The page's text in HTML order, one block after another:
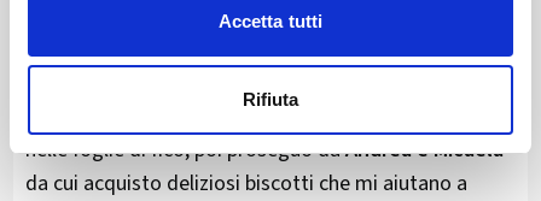
Accetta tutti
Rifiuta
e resto incuriosita da quelli avvolti
nelle foglie di fico, poi proseguo daAndrea e Micaela
da cui acquisto deliziosi biscotti che mi aiutano a